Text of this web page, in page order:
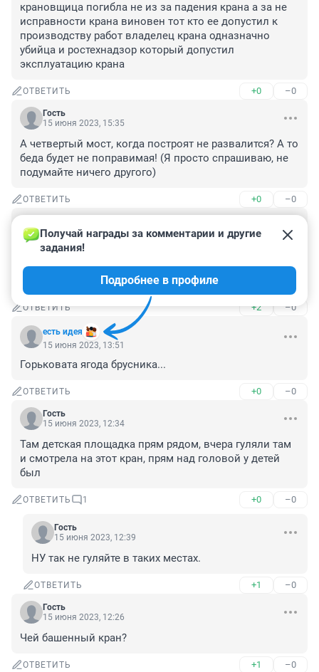
крановщица погибла не из за падения крана а за не
исправности крана виновен тот кто ее допустил к
производству работ владелец крана одназначно
убийца и ростехнадзор который допустил
эксплуатацию крана
ОТВЕТИТЬ +0 –0
Гость
15 июня 2023, 15:35
А четвертый мост, когда построят не развалится? А то
беда будет не поправимая! (Я просто спрашиваю, не
подумайте ничего другого)
ОТВЕТИТЬ +0 –0
15 июня 2023, 14:28
57 лет - по старым законам уже на пенсии могла бы
быть, всё-таки солидный уже возраст для такой
ОТВЕТИТЬ +2 –0
есть идея
Получай награды за комментарии и другие
задания!
Подробнее в профиле
15 июня 2023, 13:51
Горьковата ягода брусника...
ОТВЕТИТЬ +0 –0
Гость
15 июня 2023, 12:34
Там детская площадка прям рядом, вчера гуляли там
и смотрела на этот кран, прям над головой у детей
был
ОТВЕТИТЬ 1 +0 –0
Гость
15 июня 2023, 12:39
НУ так не гуляйте в таких местах.
ОТВЕТИТЬ +1 –0
Гость
15 июня 2023, 12:26
Чей башенный кран?
ОТВЕТИТЬ +1 –0